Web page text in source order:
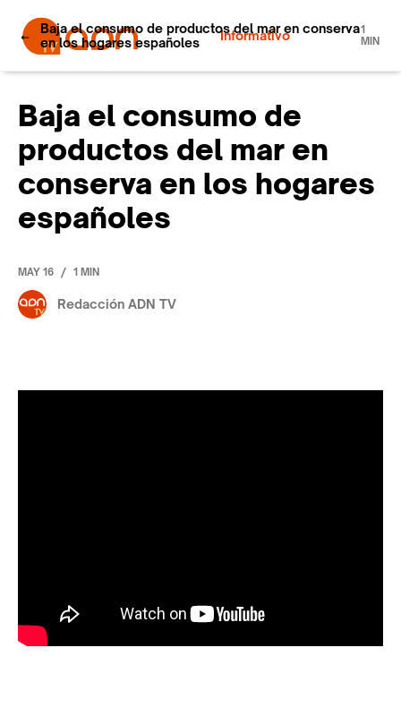
Informativo
Baja el consumo de productos del mar en conserva
en los hogares españoles
1
MIN
Baja el consumo de
productos del mar en
conserva en los hogares
españoles
MAY 16 / 1 MIN
Redacción ADN TV